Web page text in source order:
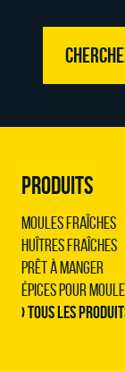
PRODUITS
Moules Fraîches
Huîtres Fraîches
Prêt à Manger
Épices pour
› Tous les